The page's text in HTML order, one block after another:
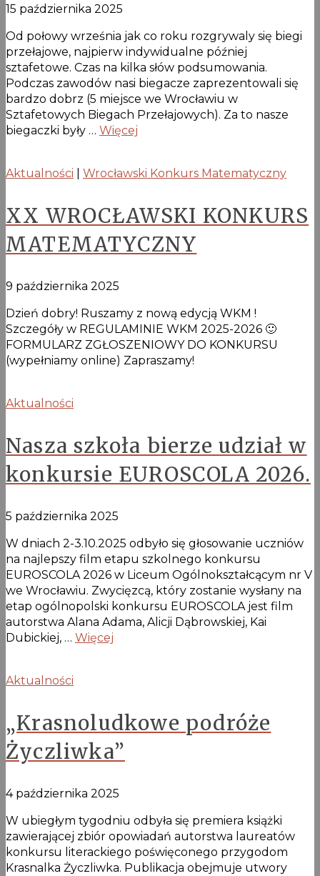
15 października 2025
Od połowy września jak co roku rozgrywaly się biegi
przełajowe, najpierw indywidualne później
sztafetowe. Czas na kilka słów podsumowania.
Podczas zawodów nasi biegacze zaprezentowali się
bardzo dobrz (5 miejsce we Wrocławiu w
Sztafetowych Biegach Przełajowych). Za to nasze
biegaczki były … Więcej
Aktualności Wrocławski Konkurs Matematyczny
XX WROCŁAWSKI KONKURS
MATEMATYCZNY
9 października 2025
Dzień dobry! Ruszamy z nową edycją WKM !
Szczegóły w REGULAMINIE WKM 2025-2026 🙂
FORMULARZ ZGŁOSZENIOWY DO KONKURSU
(wypełniamy online) Zapraszamy!
Aktualności
Nasza szkoła bierze udział w
konkursie EUROSCOLA 2026.
5 października 2025
W dniach 2-3.10.2025 odbyło się głosowanie uczniów
na najlepszy film etapu szkolnego konkursu
EUROSCOLA 2026 w Liceum Ogólnokształcącym nr V
we Wrocławiu. Zwycięzcą, który zostanie wysłany na
etap ogólnopolski konkursu EUROSCOLA jest film
autorstwa Alana Adama, Alicji Dąbrowskiej, Kai
Dubickiej, … Więcej
Aktualności
„Krasnoludkowe podróże
Życzliwka”
4 października 2025
W ubiegłym tygodniu odbyła się premiera książki
zawierającej zbiór opowiadań autorstwa laureatów
konkursu literackiego poświęconego przygodom
Krasnalka Życzliwka. Publikacja obejmuje utwory